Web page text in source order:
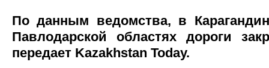
По данным ведомства, в
Павлодарской областях дороги
передает Kazakhstan Today.